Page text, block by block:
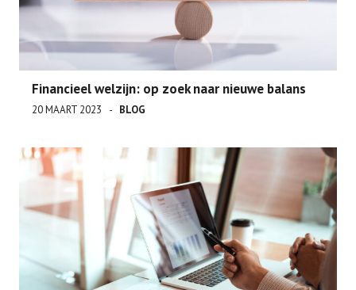
Financieel welzijn: op zoek naar nieuwe balans
20 MAART 2023 BLOG